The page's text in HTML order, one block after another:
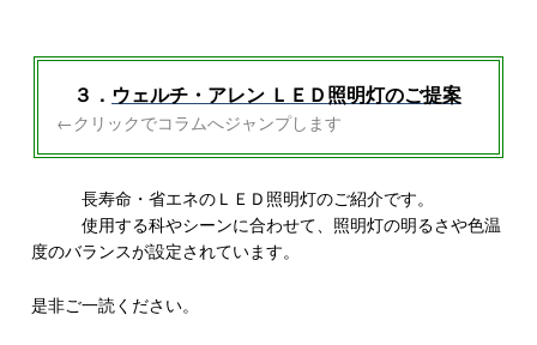
３． ウェルチ・アレン ＬＥＤ照明灯のご提案
←クリックでコラムへジャンプします
長寿命・省エネのＬＥＤ照明灯のご紹介です。
使用する科やシーンに合わせて、照明灯の明るさや色温
度のバランスが設定されています。
是非ご一読ください。